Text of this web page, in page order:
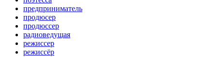
предприниматель
продюсер
продюссер
радиоведущая
режиссер
режиссёр